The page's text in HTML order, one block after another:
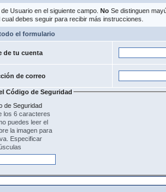
Usuario en el siguiente campo. No Se distinguen
debes seguir para recibir más instrucciones.
el formulario
de tu cuenta
de correo
Código de Seguridad
de Seguridad
los 6 caracteres
puedes leer el
la imagen para
Especificar